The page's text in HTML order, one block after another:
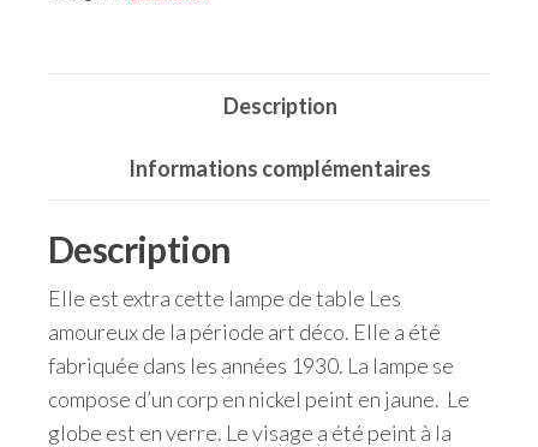
Description
Informations complémentaires
Description
Elle est extra cette lampe de table Les
amoureux de la période art déco. Elle a été
fabriquée dans les années 1930. La lampe se
compose d’un corp en nickel peint en jaune. Le
globe est en verre. Le visage a été peint à la